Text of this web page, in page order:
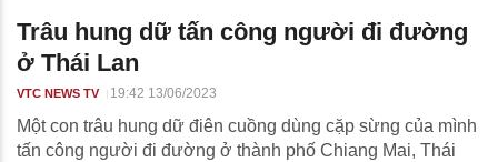
Trâu hung dữ tấn công người đi đường
ở Thái Lan
VTC NEWS TV 19:42 13/06/2023
Một con trâu hung dữ điên cuồng dùng cặp sừng của mình
tấn công người đi đường ở thành phố Chiang Mai, Thái